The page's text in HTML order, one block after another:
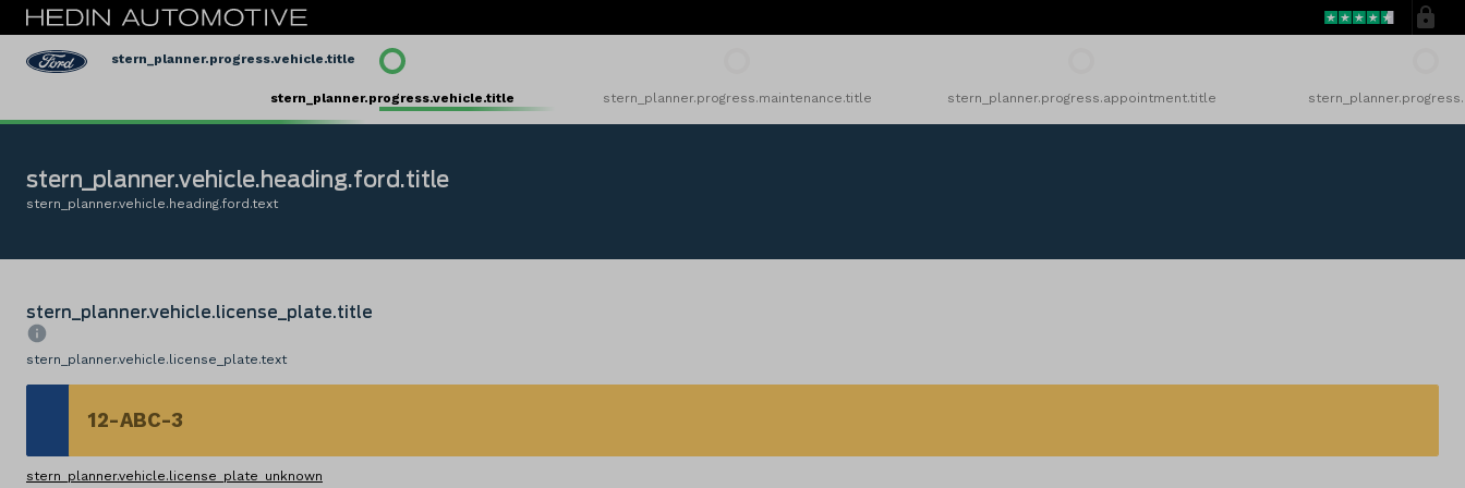
stern_planner.progress.vehicle.title
stern_planner.progress.vehicle.title stern_planner.progress.maintenance.title stern_planner.progress.appointment.title
stern_planner.vehicle.heading.ford.title
stern_planner.vehicle.heading.ford.text
stern_planner.vehicle.license_plate.title
stern_planner.vehicle.license_plate.text
stern_planner.vehicle.license_plate_unknown